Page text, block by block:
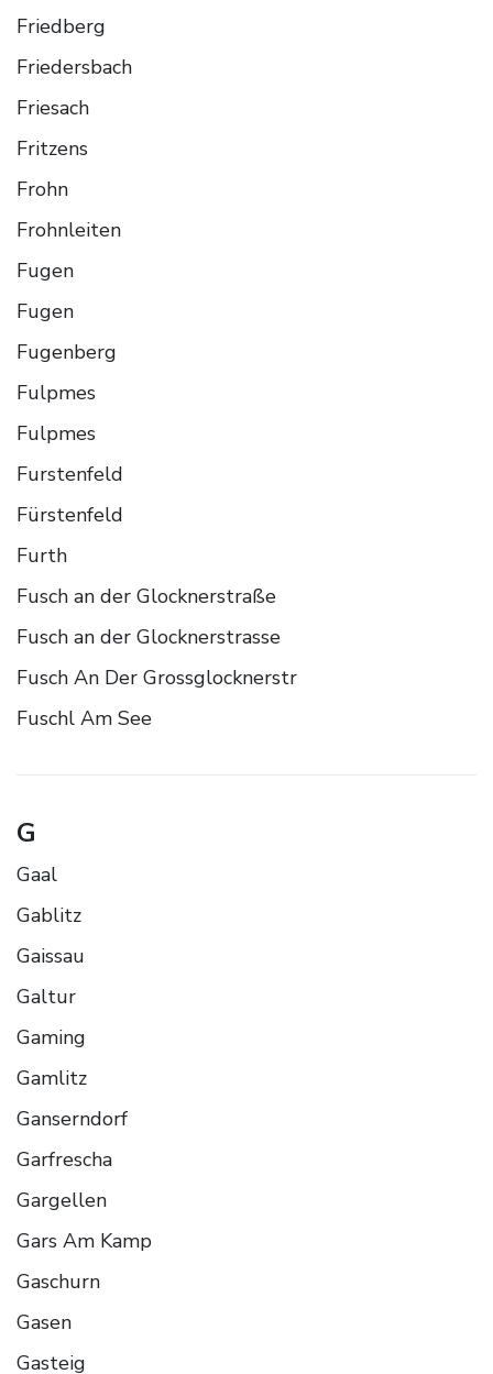
Friedberg
Friedersbach
Friesach
Fritzens
Frohn
Frohnleiten
Fugen
Fugen
Fugenberg
Fulpmes
Fulpmes
Furstenfeld
Fürstenfeld
Furth
Fusch an der Glocknerstraße
Fusch an der Glocknerstrasse
Fusch An Der Grossglocknerstr
Fuschl Am See
G
Gaal
Gablitz
Gaissau
Galtur
Gaming
Gamlitz
Ganserndorf
Garfrescha
Gargellen
Gars Am Kamp
Gaschurn
Gasen
Gasteig